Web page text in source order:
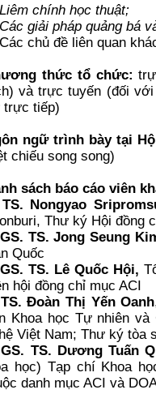
chính học thuật;
giải pháp quảng bá
chủ đề liên quan
thức tổ chức:
và trực tuyến (đối
trực tiếp)
ngữ trình bày tại
chiếu song song)
sách báo cáo viên
TS. Nongyao
Thư ký Hội đồng
GS. TS. Jong Seung
Quốc
GS. TS. Lê Quốc Hội,
hội đồng chỉ mục ACI
TS. Đoàn Thị Yến Oanh
Khoa học Tự nhiên
Việt Nam; Thư ký tòa
GS. TS. Dương Tuấn
học) Tạp chí Khoa
danh mục ACI và